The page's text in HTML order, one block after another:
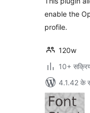
enable the
profile.
120w
10+
4.1.42 के